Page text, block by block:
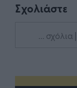
Σχολιάστε
... σχόλια